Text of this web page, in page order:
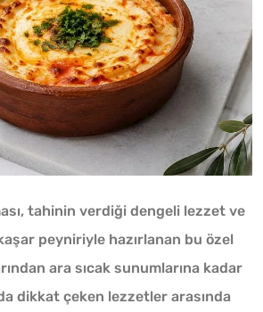
tahinin verdiği dengeli lezzet ve
peyniriyle hazırlanan bu özel
ara sıcak sunumlarına kadar
dikkat çeken lezzetler arasında